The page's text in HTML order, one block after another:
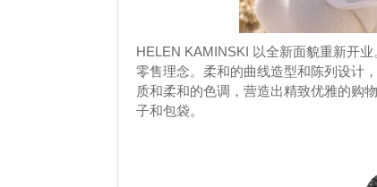
HELEN KAMINSKI 以全新面貌重新开
零售理念。柔和的曲线造型和陈列设计
质和柔和的色调，营造出精致优雅的购
子和包袋。